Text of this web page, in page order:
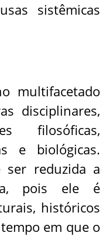
sistêmicas
multifacetado
disciplinares,
filosóficas,
e biológicas.
ser reduzida a
pois ele é
históricos
em que o